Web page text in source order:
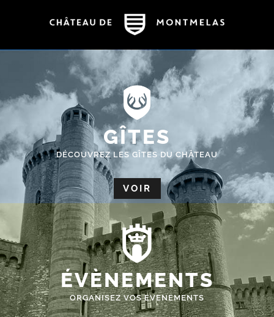
GÎTES
DÉCOUVREZ LES GÎTES DU CHÂTEAU
VOIR
ÉVÈNEMENTS
ORGANISEZ VOS EVENEMENTS